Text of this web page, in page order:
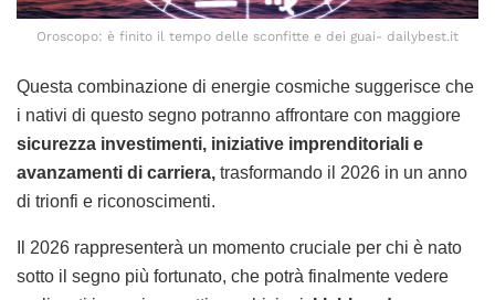
Oroscopo: è finito il tempo delle sconfitte e dei guai- dailybest.it
Questa combinazione di energie cosmiche suggerisce che
i nativi di questo segno potranno affrontare con maggiore
sicurezza investimenti, iniziative imprenditoriali e
avanzamenti di carriera, trasformando il 2026 in un anno
di trionfi e riconoscimenti.
Il 2026 rappresenterà un momento cruciale per chi è nato
sotto il segno più fortunato, che potrà finalmente vedere